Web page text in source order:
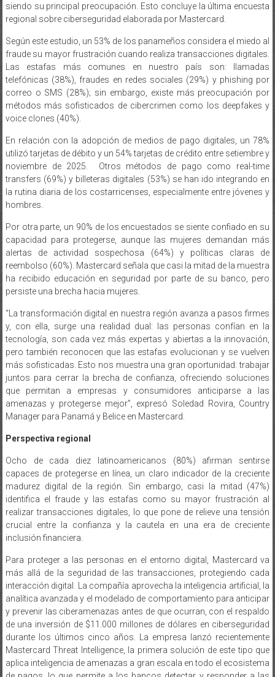
Según este estudio, un 53% de los panameños considera el miedo al
Las estafas más comunes en nuestro país son: llamadas
telefónicas (38%), fraudes en redes sociales (29%) y phishing por
correo o SMS (28%); sin embargo, existe más preocupación por
métodos más sofisticados de cibercrimen como los deepfakes y
voice clones (40%).
En relación con la adopción de medios de pago digitales, un 78%
noviembre de 2025. Otros métodos de pago como real-time
transfers (69%) y billeteras digitales (53%) se han ido integrando en
la rutina diaria de los costarricenses, especialmente entre jóvenes y
hombres.
Por otra parte, un 90% de los encuestados se siente confiado en su
alertas de actividad sospechosa (64%) y políticas claras de
reembolso (60%). Mastercard señala que casi la mitad de la muestra
ha recibido educación en seguridad por parte de su banco, pero
persiste una brecha hacia mujeres.
“La transformación digital en nuestra región avanza a pasos firmes
tecnología, son cada vez más expertas y abiertas a la innovación,
pero también reconocen que las estafas evolucionan y se vuelven
más sofisticadas. Esto nos muestra una gran oportunidad: trabajar
juntos para cerrar la brecha de confianza, ofreciendo soluciones
que permitan a empresas y consumidores anticiparse a las
amenazas y protegerse mejor”, expresó Soledad Rovira, Country
Manager para Panamá y Belice en Mastercard.
Perspectiva regional
Ocho de cada diez latinoamericanos (80%) afirman sentirse
madurez digital de la región. Sin embargo, casi la mitad (47%)
identifica el fraude y las estafas como su mayor frustración al
realizar transacciones digitales, lo que pone de relieve una tensión
crucial entre la confianza y la cautela en una era de creciente
inclusión financiera.
Para proteger a las personas en el entorno digital, Mastercard va
interacción digital. La compañía aprovecha la inteligencia artificial, la
analítica avanzada y el modelado de comportamiento para anticipar
y prevenir las ciberamenazas antes de que ocurran, con el respaldo
de una inversión de $11.000 millones de dólares en ciberseguridad
durante los últimos cinco años. La empresa lanzó recientemente
Mastercard Threat Intelligence, la primera solución de este tipo que
aplica inteligencia de amenazas a gran escala en todo el ecosistema
de pagos, lo que permite a los bancos detectar y responder a las
amenazas emergentes antes de que se produzca el fraude.